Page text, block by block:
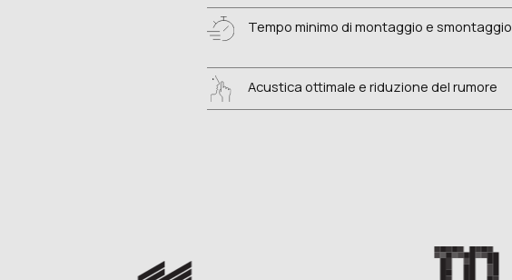
Tempo minimo di montaggio e smontaggio
Acustica ottimale e riduzione del rumore